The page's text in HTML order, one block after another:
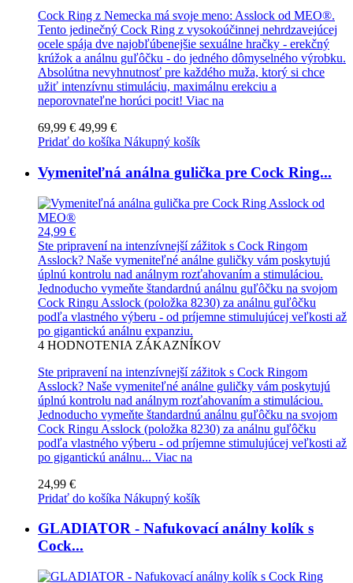
Cock Ring z Nemecka má svoje meno: Asslock od MEO®.
Tento jedinečný Cock Ring z vysokoúčinnej nehrdzavejúcej
ocele spája dve najobľúbenejšie sexuálne hračky - erekčný
krúžok a análnu guľôčku - do jedného dômyselného výrobku.
Absolútna nevyhnutnosť pre každého muža, ktorý si chce
užiť intenzívnu stimuláciu, maximálnu erekciu a
neporovnateľne horúci pocit! Viac na
69,99 € 49,99 €
Pridať do košíka Nákupný košík
Vymeniteľná análna gulička pre Cock Ring...
24,99 €
Ste pripravení na intenzívnejší zážitok s Cock Ringom
Asslock? Naše vymeniteľné análne guličky vám poskytujú
úplnú kontrolu nad análnym rozťahovaním a stimuláciou.
Jednoducho vymeňte štandardnú análnu guľôčku na svojom
Cock Ringu Asslock (položka 8230) za análnu guľôčku
podľa vlastného výberu - od príjemne stimulujúcej veľkosti až
po gigantickú análnu expanziu.
4 HODNOTENIA ZÁKAZNÍKOV
Ste pripravení na intenzívnejší zážitok s Cock Ringom
Asslock? Naše vymeniteľné análne guličky vám poskytujú
úplnú kontrolu nad análnym rozťahovaním a stimuláciou.
Jednoducho vymeňte štandardnú análnu guľôčku na svojom
Cock Ringu Asslock (položka 8230) za análnu guľôčku
podľa vlastného výberu - od príjemne stimulujúcej veľkosti až
po gigantickú análnu... Viac na
24,99 €
Pridať do košíka Nákupný košík
GLADIATOR - Nafukovací análny kolík s
Cock...